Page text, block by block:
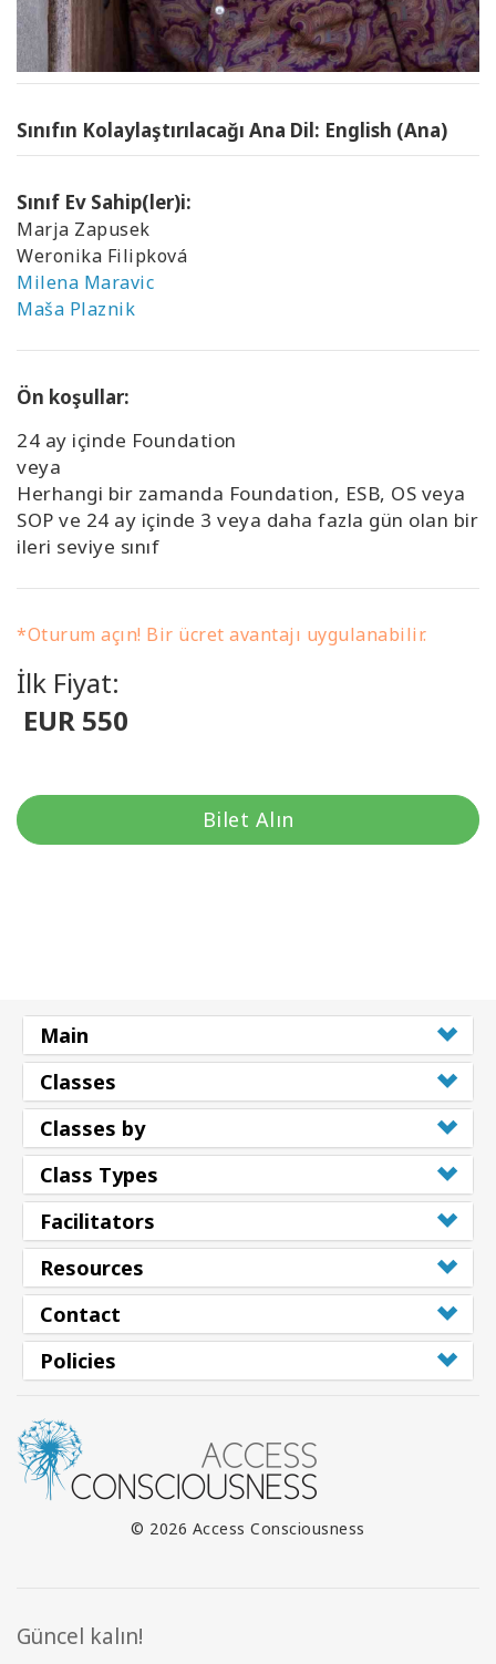
Sınıfın Kolaylaştırılacağı Ana Dil: English (Ana)
Sınıf Ev Sahip(ler)i:
Marja Zapusek
Weronika Filipková
Milena Maravic
Maša Plaznik
Ön koşullar:
24 ay içinde Foundation
veya
Herhangi bir zamanda Foundation, ESB, OS veya
SOP ve 24 ay içinde 3 veya daha fazla gün olan bir
ileri seviye sınıf
*Oturum açın! Bir ücret avantajı uygulanabilir.
İlk Fiyat:
EUR 550
Bilet Alın
Main
Classes
Classes by
Class Types
Facilitators
Resources
Contact
Policies
© 2026 Access Consciousness
Güncel kalın!